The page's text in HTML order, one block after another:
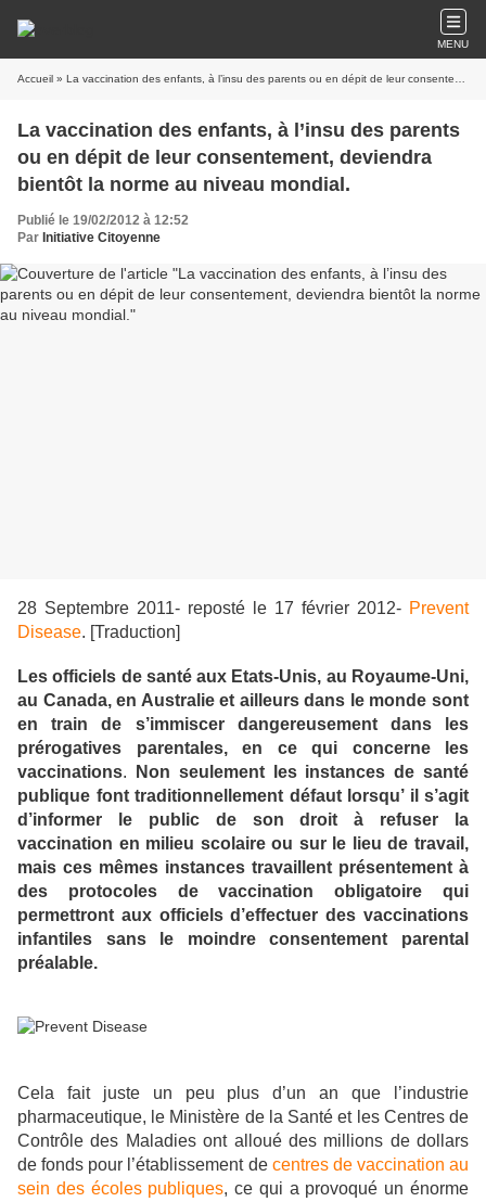
MENU
Accueil » La vaccination des enfants, à l’insu des parents ou en dépit de leur consentement, deviendra bientôt la norme au niveau mondial.
La vaccination des enfants, à l’insu des parents
ou en dépit de leur consentement, deviendra
bientôt la norme au niveau mondial.
Publié le 19/02/2012 à 12:52
Par Initiative Citoyenne
28 Septembre 2011- reposté le 17 février 2012- Prevent
Disease. [Traduction]
Les officiels de santé aux Etats-Unis, au Royaume-Uni,
au Canada, en Australie et ailleurs dans le monde sont
en train de s’immiscer dangereusement dans les
prérogatives parentales, en ce qui concerne les
vaccinations.
Non seulement les instances de santé
publique font traditionnellement défaut lorsqu’ il s’agit
d’informer le public de son droit à refuser la
vaccination en milieu scolaire ou sur le lieu de travail,
mais ces mêmes instances travaillent présentement à
des protocoles de vaccination obligatoire qui
permettront aux officiels d’effectuer des vaccinations
infantiles sans le moindre consentement parental
préalable.
Cela fait juste un peu plus d’un an que l’industrie
pharmaceutique, le Ministère de la Santé et les Centres de
Contrôle des Maladies ont alloué des millions de dollars
de fonds pour l’établissement de centres de vaccination au
sein des écoles publiques, ce qui a provoqué un énorme